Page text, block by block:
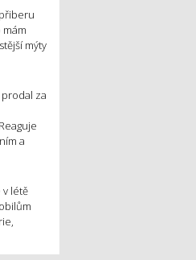
mám
mýty
za
a
v létě